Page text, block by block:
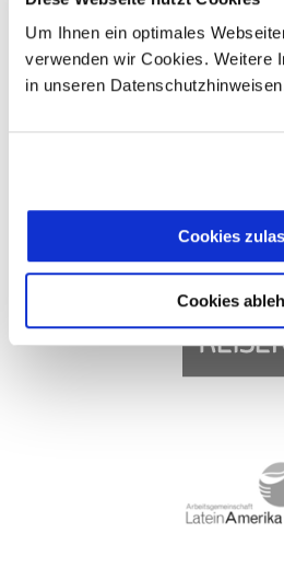
Um Ihnen ein optimales
verwenden wir Cookies. Weitere
in unseren
Cookies
Cookies